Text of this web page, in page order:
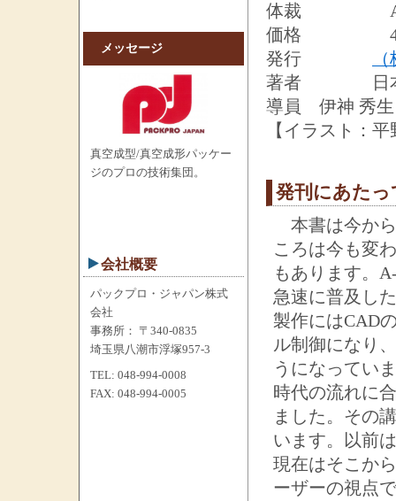
メッセージ
真空成型/真空成形パッケー
ジのプロの技術集団。
会社概要
パックプロ・ジャパン株式
会社
事務所： 〒340-0835
埼玉県八潮市浮塚957-3
TEL: 048-994-0008
FAX: 048-994-0005
体裁 A4 簡
価格 4,320
発行
著者 日本ビ
導員 伊神 秀
【イラスト：
発刊にあたっ
本書は今から
ころは今も変
もあります。
急速に普及し
製作にはCAD
ル制御になり
うになってい
時代の流れに
ました。その
います。以前
現在はそこか
ーザーの視点